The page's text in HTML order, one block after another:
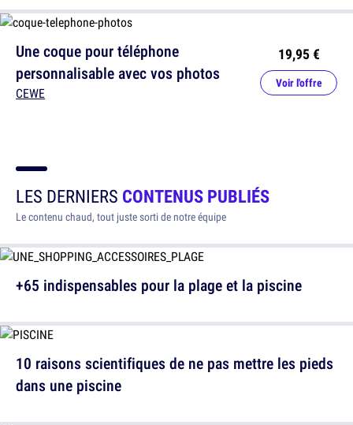
Une coque pour téléphone
personnalisable avec vos photos
CEWE
19,95 €
Voir l'offre
LES DERNIERS CONTENUS PUBLIÉS
Le contenu chaud, tout juste sorti de notre équipe
+65 indispensables pour la plage et la piscine
10 raisons scientifiques de ne pas mettre les pieds
dans une piscine